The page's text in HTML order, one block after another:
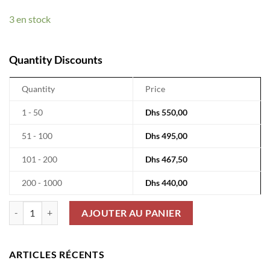
3 en stock
Quantity Discounts
Quantity Price
1 - 50 Dhs550,00
51 - 100 Dhs495,00
101 - 200 Dhs467,50
200 - 1000 Dhs440,00
AJOUTER AU PANIER
ARTICLES RÉCENTS